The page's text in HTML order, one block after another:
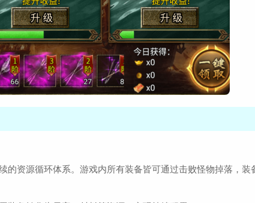
的资源循环体系。游戏内所有装备皆可通过击败怪物掉落，装